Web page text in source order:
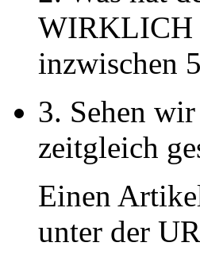
WIRKLICH
inzwischen
3. Sehen
zeitgleich
Einen
unter der